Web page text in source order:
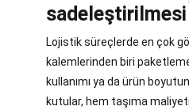
sadeleştirilmesi
Lojistik süreçlerde en çok
kalemlerinden biri
kullanımı ya da ürün
kutular, hem taşıma